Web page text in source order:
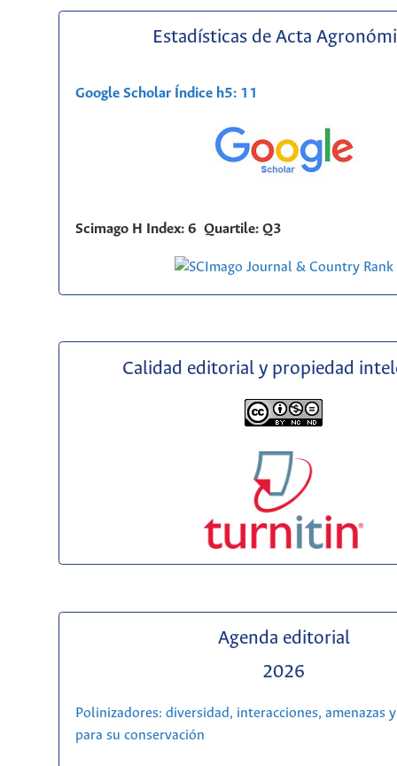
Estadísticas de Acta
Google Scholar Índice h5: 11
Scimago H Index: 6 Quartile: Q3
Calidad editorial y propiedad
Agenda editorial
2026
Polinizadores: diversidad, interacciones, amenazas
para su conservación